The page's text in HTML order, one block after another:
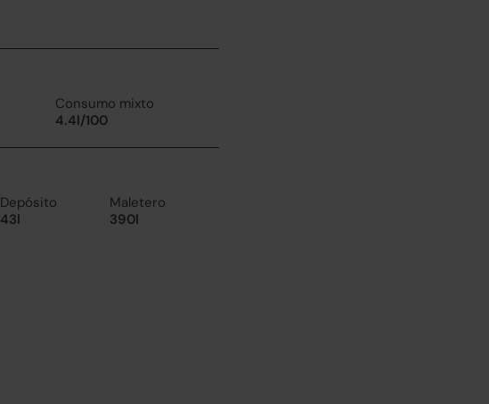
Consumo mixto
4.4l/100
Depósito
43l
Maletero
390l